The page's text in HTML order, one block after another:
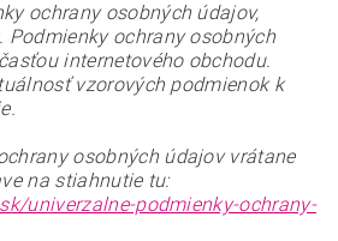
ochrany osobných údajov,
Podmienky ochrany osobných
internetového obchodu.
vzorových podmienok k
osobných údajov vrátane
na stiahnutie tu:
univerzalne-podmienky-ochrany-